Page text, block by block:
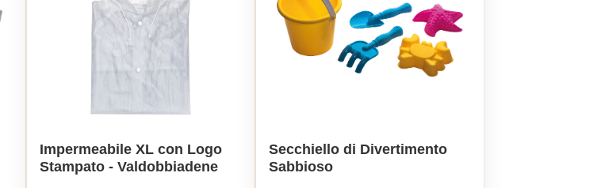
Impermeabile XL con Logo
Stampato - Valdobbiadene
Secchiello di Divertimento
Sabbioso